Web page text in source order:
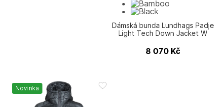
Dámská bunda Lundhags Padje
Light Tech Down Jacket W
8 070 Kč
Novinka